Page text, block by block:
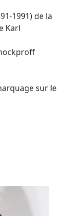
1991) de la
Karl
sur le